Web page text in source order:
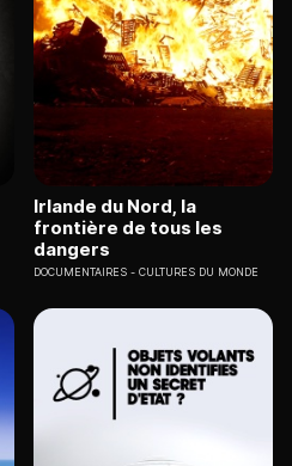
Irlande du Nord, la
frontière de tous les
dangers
DOCUMENTAIRES CULTURES DU MONDE